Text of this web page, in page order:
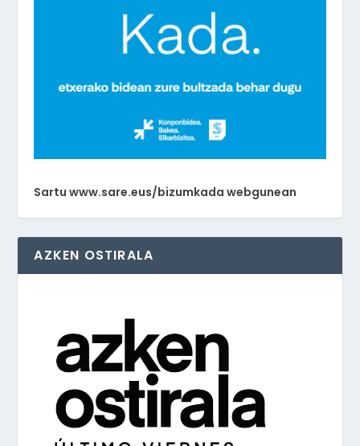
Sartu www.sare.eus/bizumkada webgunean
AZKEN OSTIRALA